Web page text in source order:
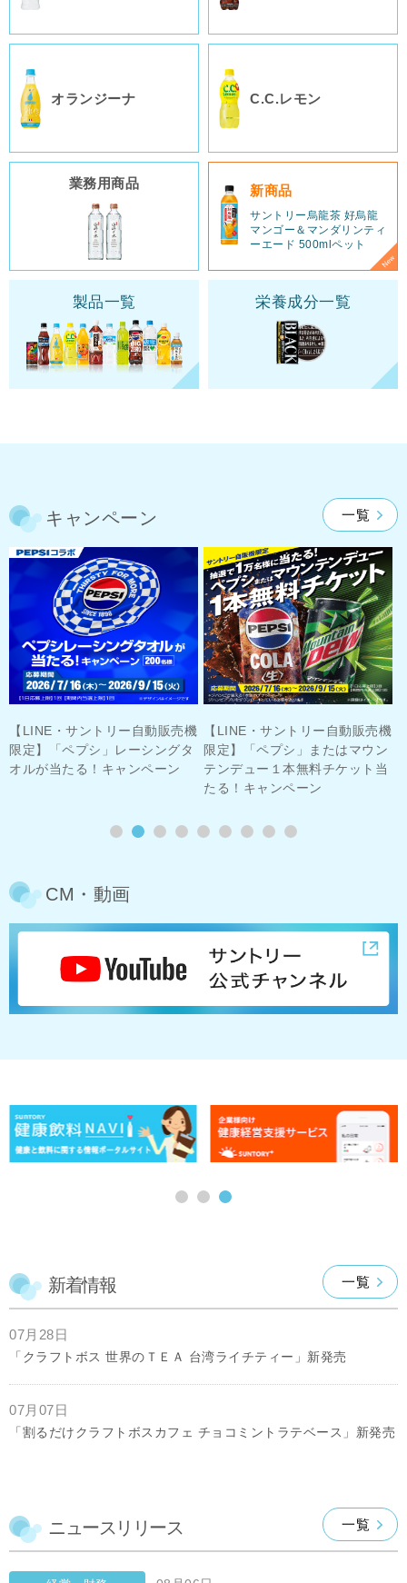
オランジーナ C.C.レモン
業務用商品 新商品
サントリー烏龍茶 好烏龍
マンゴー＆マンダリンティ
ーエード 500mlペット
製品一覧 栄養成分一覧
キャンペーン 一覧
【LINE・サントリー自動販売機
限定】「ペプシ」レーシングタ
オルが当たる！キャンペーン
【LINE・サントリー自動販売機
限定】「ペプシ」またはマウン
テンデュー１本無料チケット当
たる！キャンペーン
CM・動画
新着情報 一覧
07月28日
「クラフトボス 世界のＴＥＡ 台湾ライチティー」新発売
07月07日
「割るだけクラフトボスカフェ チョコミントラテベース」新発売
ニュースリリース 一覧